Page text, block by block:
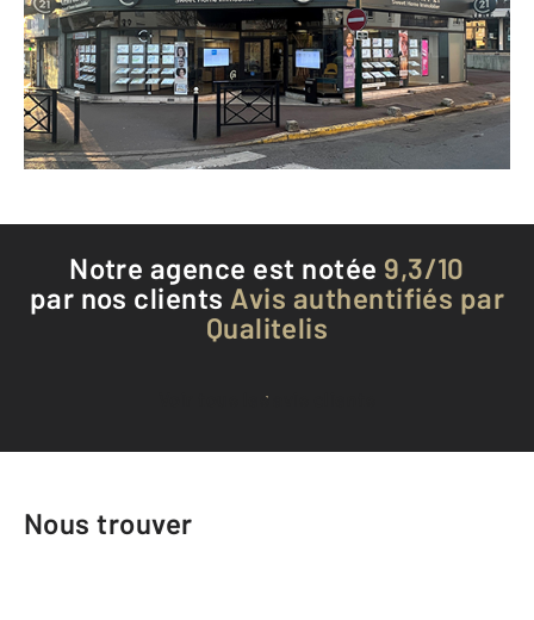
GAGNY - 93220
Envoyer un message
Téléphoner à l'agence
Notre agence est notée 9,3/10
par nos clients Avis authentifiés par
Qualitelis
Voir tous les avis clients
Nous trouver